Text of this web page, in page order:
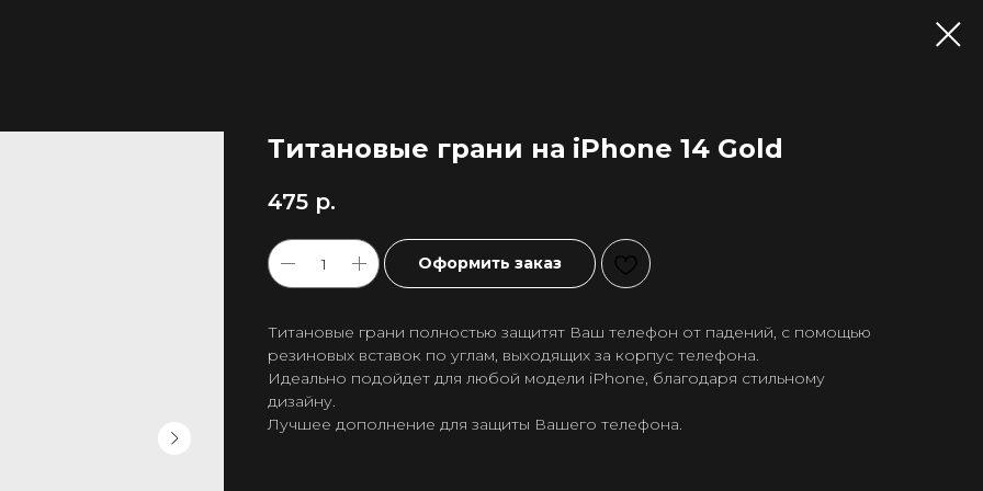
Титановые грани на iPhone 14 Gold
475 р.
Оформить заказ
Титановые грани полностью защитят Ваш телефон от падений, с помощью
резиновых вставок по углам, выходящих за корпус телефона.
Идеально подойдет для любой модели iPhone, благодаря стильному
дизайну.
Лучшее дополнение для защиты Вашего телефона.